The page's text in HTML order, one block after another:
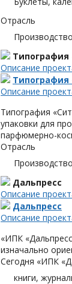
Отрасль
Типография
Описание
Типография
Описание
Типография
упаковки для
парфюмерно-
Отрасль
Дальпресс
Описание
Дальпресс
Описание
«ИПК
изначально
Сегодня «ИПК
книги,